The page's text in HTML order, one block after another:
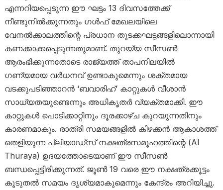
എന്നറിയപ്പെടുന്ന ഈ ഘട്ടം 13 ദിവസത്തേക്ക്
നീണ്ടുനിൽക്കുന്നതും ഗൾഫ് മേഖലയിലെ
വേനൽക്കാലത്തിന്റെ പ്രധാന തുടക്കഘട്ടങ്ങളിലൊന്നായി
കണക്കാക്കപ്പെടുന്നതുമാണ്. തുറയ്യ സീസൺ
ആരംഭിക്കുന്നതോടെ രാജ്യത്ത് താപനിലയിൽ
ഗണ്യമായ വർധനവ് ഉണ്ടാകുമെന്നും ശക്തമായ
വടക്കുപടിഞ്ഞാറൻ ‘ബവാരിഹ്’ കാറ്റുകൾ വീശാൻ
സാധ്യതയുണ്ടെന്നും അധികൃതർ വ്യക്തമാക്കി. ഈ
കാറ്റുകൾ പൊടിക്കാറ്റിനും ദൂരക്കാഴ്ച കുറയുന്നതിനും
കാരണമാകും. രാത്രി സമയങ്ങളിൽ കിഴക്കൻ ആകാശത്ത്
തെളിയുന്ന പ്ലിയാഡ്സ് നക്ഷത്രസമൂഹത്തിന്റെ (Al
Thuraya) ഉദയത്തോടെയാണ് ഈ സീസൺ
ബന്ധപ്പെട്ടിരിക്കുന്നത്. ജൂൺ 19 വരെ ഈ നക്ഷത്രക്കൂട്ടം
കൂടുതൽ സമയം ദൃശ്യമാകുമെന്നും കേന്ദ്രം അറിയിച്ചു.